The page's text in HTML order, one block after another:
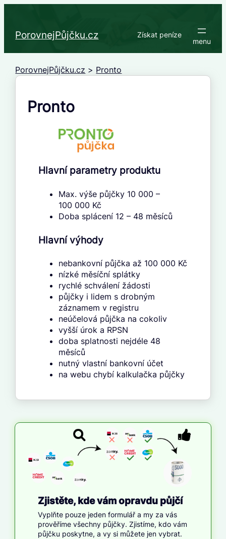
obsah
PorovnejPůjčku.cz Získat peníze
PorovnejPůjčku.cz > Pronto
Pronto
Hlavní parametry produktu
Max. výše půjčky 10 000 –
100 000 Kč
Doba splácení 12 – 48 měsíců
Hlavní výhody
nebankovní půjčka až 100 000 Kč
nízké měsíční splátky
rychlé schválení žádosti
půjčky i lidem s drobným
záznamem v registru
neúčelová půjčka na cokoliv
vyšší úrok a RPSN
doba splatnosti nejdéle 48
měsíců
nutný vlastní bankovní účet
na webu chybí kalkulačka půjčky
Zjistěte, kde vám opravdu půjčí
Vyplňte pouze jeden formulář a my za vás
prověříme všechny půjčky. Zjistíme, kdo vám
půjčku poskytne, a vy si můžete jen vybrat.